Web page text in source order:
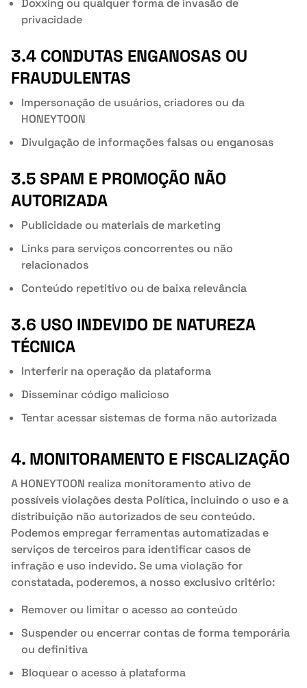
Doxxing ou qualquer forma de invasão de
privacidade
3.4 CONDUTAS ENGANOSAS OU
FRAUDULENTAS
Impersonação de usuários, criadores ou da
HONEYTOON
Divulgação de informações falsas ou enganosas
3.5 SPAM E PROMOÇÃO NÃO
AUTORIZADA
Publicidade ou materiais de marketing
Links para serviços concorrentes ou não
relacionados
Conteúdo repetitivo ou de baixa relevância
3.6 USO INDEVIDO DE NATUREZA
TÉCNICA
Interferir na operação da plataforma
Disseminar código malicioso
Tentar acessar sistemas de forma não autorizada
4. MONITORAMENTO E FISCALIZAÇÃO
A HONEYTOON realiza monitoramento ativo de
possíveis violações desta Política, incluindo o uso e a
distribuição não autorizados de seu conteúdo.
Podemos empregar ferramentas automatizadas e
serviços de terceiros para identificar casos de
infração e uso indevido. Se uma violação for
constatada, poderemos, a nosso exclusivo critério:
Remover ou limitar o acesso ao conteúdo
Suspender ou encerrar contas de forma temporária
ou definitiva
Bloquear o acesso à plataforma